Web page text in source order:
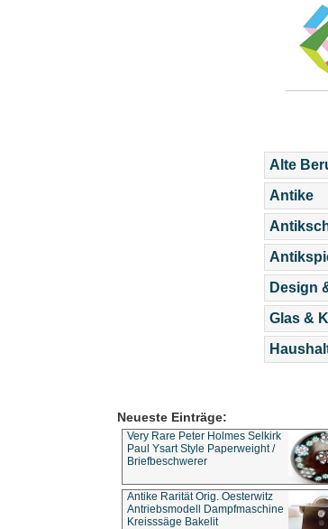
Alte
Antike
Design
Glas &
Neueste Einträge:
Very Rare Peter Holmes Selkirk
Paul Ysart Style Paperweight /
Briefbeschwerer
Antike Rarität Orig. Oesterwitz
Antriebsmodell Dampfmaschine
Kreisssäge Bakelit